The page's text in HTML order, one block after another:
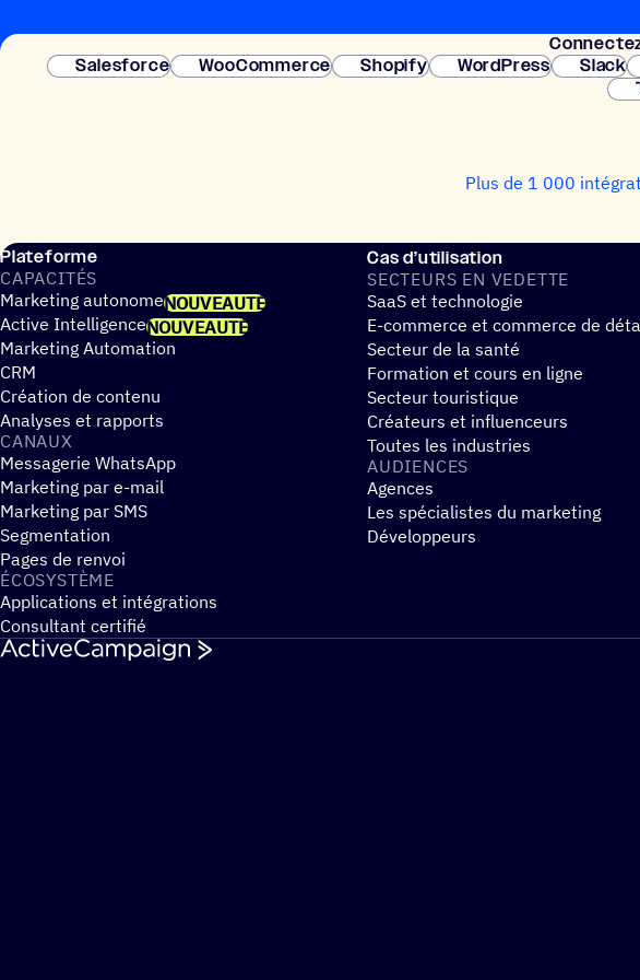
Salesforce
WooCommerce Shopify WordPress Slack
Plus de 1 000
Plateforme
CAPA­CI­TÉS
Marketing autonomeNOUVEAUTÉ
Active IntelligenceNOUVEAUTÉ
Marketing Automation
CRM
Création de contenu
Analyses et rapports
CANAUX
Messagerie WhatsApp
Marketing par e-mail
Marketing par SMS
Segmentation
Pages de renvoi
ÉCOSYS­TÈME
Applications et intégrations
Consultant certifié
Cas d’utilisation
SECTEURS EN VEDETTE
SaaS et technologie
E-commerce et commerce de
Secteur de la santé
Formation et cours en ligne
Secteur touristique
Créateurs et influenceurs
Toutes les industries
AUDIENCES
Agences
Les spécialistes du marketing
Développeurs